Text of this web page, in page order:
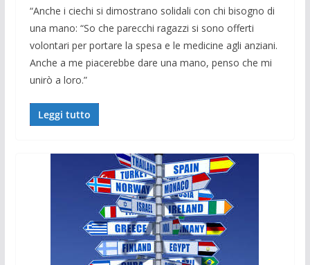
“Anche i ciechi si dimostrano solidali con chi bisogno di
una mano: “So che parecchi ragazzi si sono offerti
volontari per portare la spesa e le medicine agli anziani.
Anche a me piacerebbe dare una mano, penso che mi
unirò a loro.”
Leggi tutto